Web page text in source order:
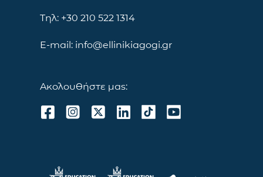
Τηλ: +30 210 522 1314
E-mail: info@ellinikiagogi.gr
Ακολουθήστε μας: